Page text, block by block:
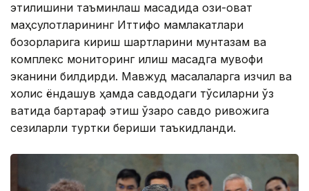
этилишини таъминлаш мақсадида озиқ-овқат
маҳсулотларининг Иттифоқ мамлакатлари
бозорларига кириш шартларини мунтазам ва
комплекс мониторинг қилиш мақсадга мувофиқ
эканини билдирди. Мавжуд масалаларга изчил ва
холис ёндашув ҳамда савдодаги тўсиқларни ўз
вақтида бартараф этиш ўзаро савдо ривожига
сезиларли туртки бериши таъкидланди.